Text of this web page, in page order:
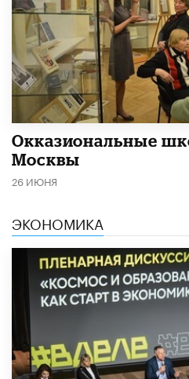
​Окказиональные
Москвы
26 ИЮНЯ
ЭКОНОМИКА